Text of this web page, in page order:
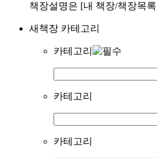
책장설명은 [내 책장/책장목
새책장 카테고리
카테고리
카테고리
카테고리